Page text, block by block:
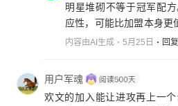
明星堆砌不等于冠军配
应性，可能比加盟本身更
内容由AI生成 5月25日 回复
用户军魂
欢文的加入能让进攻再上一